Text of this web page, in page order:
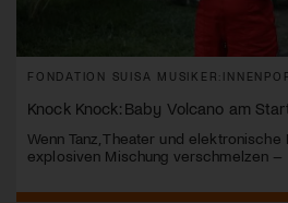
FONDATION SUISA
Knock Knock: Baby Volcano am
Wenn Tanz, Theater und
explosiven Mischung verschmelzen –